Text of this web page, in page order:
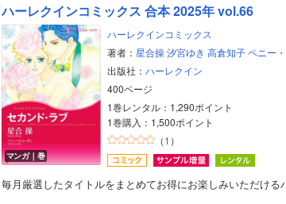
ハーレクインコミックス 合本 2025年 vol.66
マンガ｜巻
ハーレクインコミックス
著者： 星合操 汐宮ゆき 高倉知子 ペニー
出版社： ハーレクイン
400ページ
1巻レンタル：1,290ポイント
1巻購入：1,500ポイント
（1 ）
毎月厳選したタイトルをまとめてお得にお楽しみいただけ